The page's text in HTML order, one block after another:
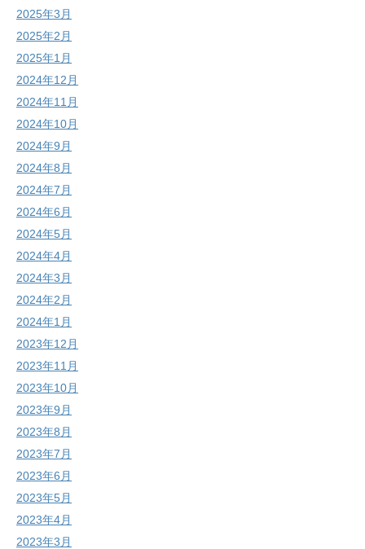
2025年3月
2025年2月
2025年1月
2024年12月
2024年11月
2024年10月
2024年9月
2024年8月
2024年7月
2024年6月
2024年5月
2024年4月
2024年3月
2024年2月
2024年1月
2023年12月
2023年11月
2023年10月
2023年9月
2023年8月
2023年7月
2023年6月
2023年5月
2023年4月
2023年3月